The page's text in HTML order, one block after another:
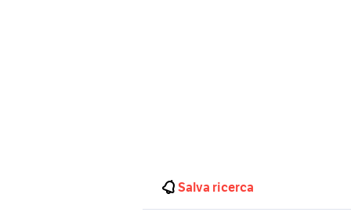
Salva ricerca